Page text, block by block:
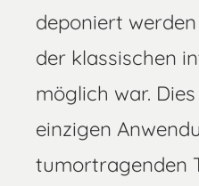
deponiert
der klassischen
möglich war.
einzigen
tumortragenden